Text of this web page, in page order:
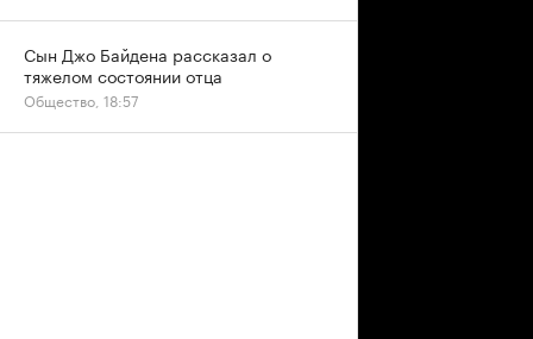
Сын Джо Байдена рассказал о
тяжелом состоянии отца
Общество, 18:57